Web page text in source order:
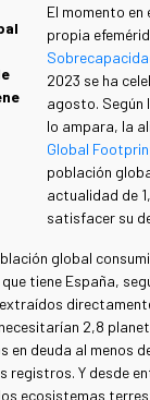
El momento en
propia
2023 se ha
agosto. Según
lo ampara, la
Global
población
actualidad de
satisfacer su
global
tiene España,
2,8
deuda al menos
registros. Y desde
ecosistemas